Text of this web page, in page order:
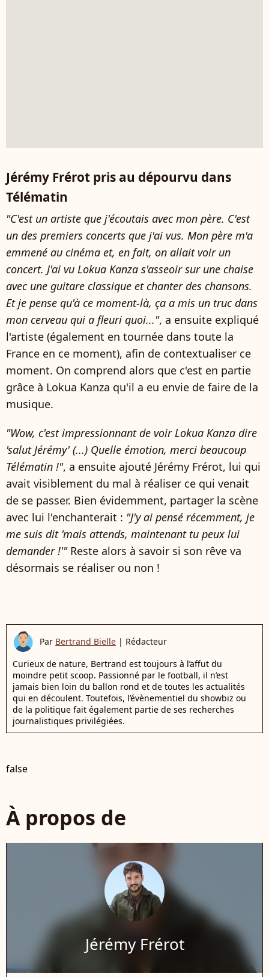
Jérémy Frérot pris au dépourvu dans
Télématin
"C'est un artiste que j'écoutais avec mon père. C'est
un des premiers concerts que j'ai vus. Mon père m'a
emmené au cinéma et, en fait, on allait voir un
concert. J'ai vu Lokua Kanza s'asseoir sur une chaise
avec une guitare classique et chanter des chansons.
Et je pense qu'à ce moment-là, ça a mis un truc dans
mon cerveau qui a fleuri quoi...", a ensuite expliqué
l'artiste (également en tournée dans toute la
France en ce moment), afin de contextualiser ce
moment. On comprend alors que c'est en partie
grâce à Lokua Kanza qu'il a eu envie de faire de la
musique.
"Wow, c'est impressionnant de voir Lokua Kanza dire
'salut Jérémy' (...) Quelle émotion, merci beaucoup
Télématin !", a ensuite ajouté Jérémy Frérot, lui qui
avait visiblement du mal à réaliser ce qui venait
de se passer. Bien évidemment, partager la scène
avec lui l'enchanterait : "J'y ai pensé récemment, je
me suis dit 'mais attends, maintenant tu peux lui
demander !'"Reste alors à savoir si son rêve va
désormais se réaliser ou non !
Par Bertrand Bielle | Rédacteur
Curieux de nature, Bertrand est toujours à l’affut du
moindre petit scoop. Passionné par le football, il n’est
jamais bien loin du ballon rond et de toutes les actualités
qui en découlent. Toutefois, l’évènementiel du showbiz ou
de la politique fait également partie de ses recherches
journalistiques privilégiées.
false
À propos de
Jérémy Frérot